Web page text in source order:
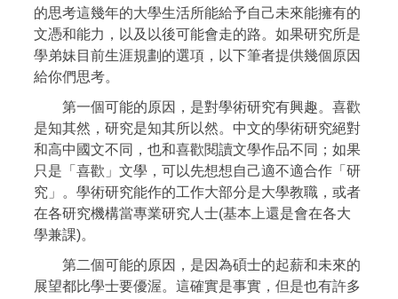
的思考這幾年的大學生活所能給予自己未來能擁有的
文憑和能力，以及以後可能會走的路。如果研究所是
學弟妹目前生涯規劃的選項，以下筆者提供幾個原因
給你們思考。
第一個可能的原因，是對學術研究有興趣。喜歡
是知其然，研究是知其所以然。中文的學術研究絕對
和高中國文不同，也和喜歡閱讀文學作品不同；如果
只是「喜歡」文學，可以先想想自己適不適合作「研
究」。學術研究能作的工作大部分是大學教職，或者
在各研究機構當專業研究人士(基本上還是會在各大
學兼課)。
第二個可能的原因，是因為碩士的起薪和未來的
展望都比學士要優渥。這確實是事實，但是也有許多